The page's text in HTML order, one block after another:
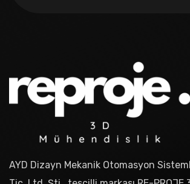
AYD Dizayn Mekanik Otomasyon